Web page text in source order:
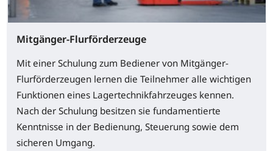
Mitgänger-Flurförderzeuge
Mit einer Schulung zum Bediener von Mitgänger-
Flurförderzeugen lernen die Teilnehmer alle wichtigen
Funktionen eines Lagertechnikfahrzeuges kennen.
Nach der Schulung besitzen sie fundamentierte
Kenntnisse in der Bedienung, Steuerung sowie dem
sicheren Umgang.